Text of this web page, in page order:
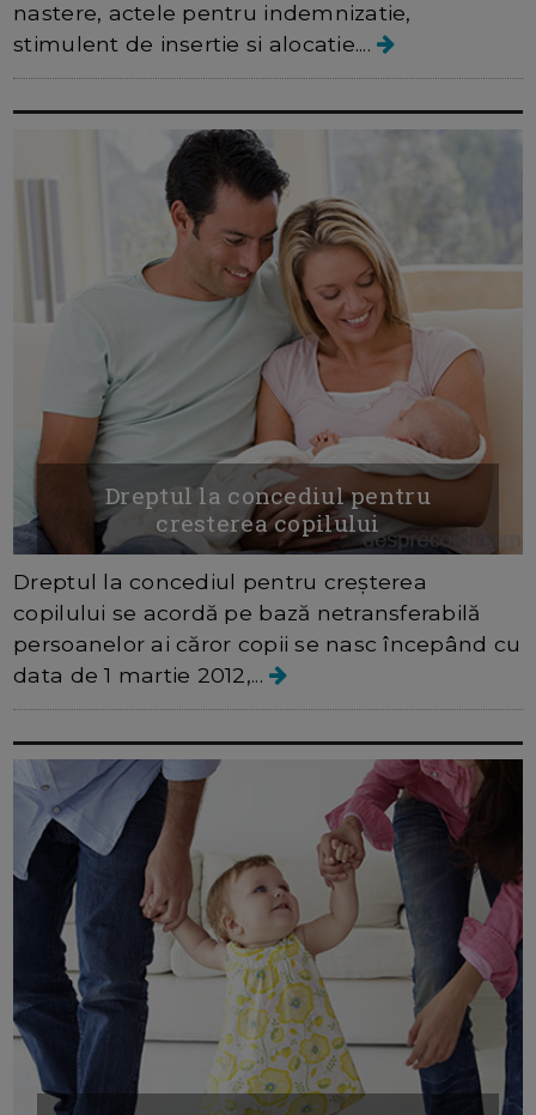
nastere, actele pentru indemnizatie,
stimulent de insertie si alocatie....
Dreptul la concediul pentru
cresterea copilului
Dreptul la concediul pentru creşterea
copilului se acordă pe bază netransferabilă
persoanelor ai căror copii se nasc începând cu
data de 1 martie 2012,...